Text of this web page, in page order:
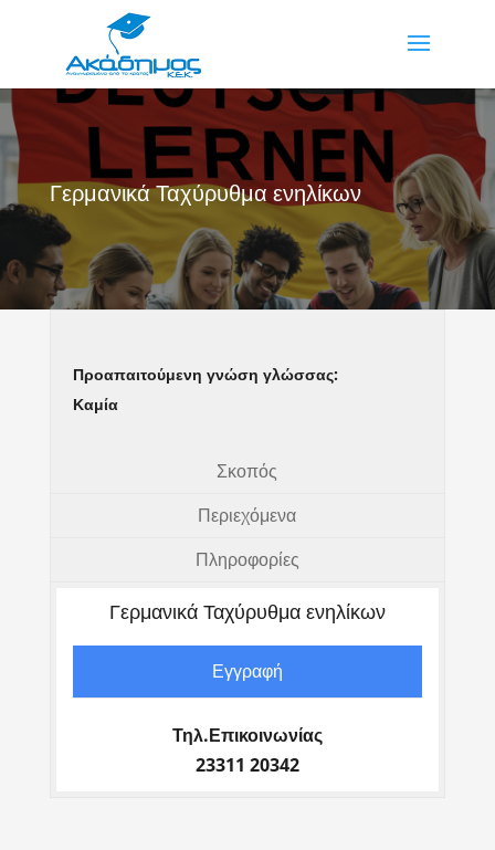
Γερμανικά Ταχύρυθμα ενηλίκων
Προαπαιτούμενη γνώση γλώσσας:
Καμία
Σκοπός
Περιεχόμενα
Πληροφορίες
Γερμανικά Ταχύρυθμα ενηλίκων
Εγγραφή
Τηλ.Επικοινωνίας
23311 20342